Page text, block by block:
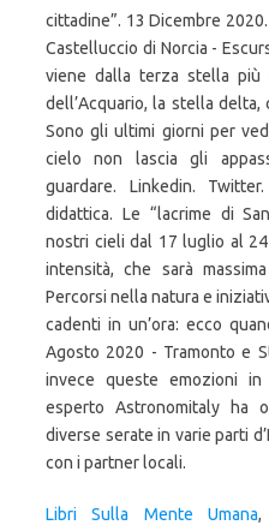
Libri Sulla Mente Umana,